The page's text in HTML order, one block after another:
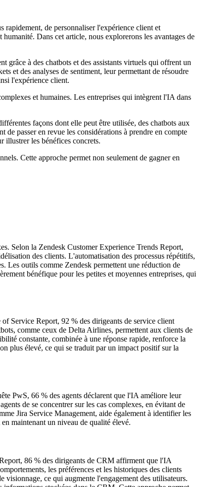
rapidement, de personnaliser l'expérience client et
Dans cet article, nous explorerons les avantages de
grâce à des chatbots et des assistants virtuels qui offrent un
et des analyses de sentiment, leur permettant de résoudre
l'expérience client.
et humaines. Les entreprises qui intègrent l'IA dans
façons dont elle peut être utilisée, des chatbots aux
passer en revue les considérations à prendre en compte
illustrer les bénéfices concrets.
Cette approche permet non seulement de gagner en
Selon la Zendesk Customer Experience Trends Report,
des clients. L'automatisation des processus répétitifs,
Les outils comme Zendesk permettent une réduction de
bénéfique pour les petites et moyennes entreprises, qui
Service Report, 92 % des dirigeants de service client
comme ceux de Delta Airlines, permettent aux clients de
constante, combinée à une réponse rapide, renforce la
plus élevé, ce qui se traduit par un impact positif sur la
PwS, 66 % des agents déclarent que l'IA améliore leur
de se concentrer sur les cas complexes, en évitant de
Jira Service Management, aide également à identifier les
maintenant un niveau de qualité élevé.
86 % des dirigeants de CRM affirment que l'IA
les préférences et les historiques des clients
ce qui augmente l'engagement des utilisateurs.